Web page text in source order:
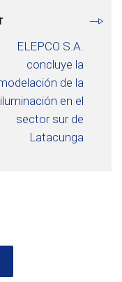
ELEPCO S.A.
concluye la
de la
iluminación en el
sector sur de
Latacunga